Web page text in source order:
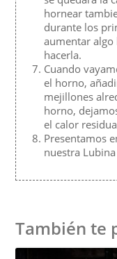
hornear
durante los
aumentar algo
hacerla.
Cuando
el horno,
mejillones
horno,
el calor
Presentamos
nuestra
También te